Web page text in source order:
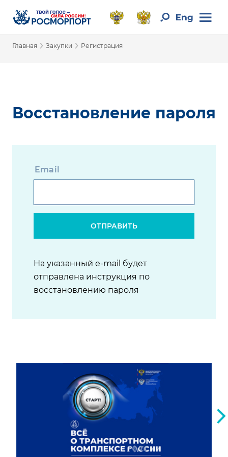
Главная › Закупки › Регистрация
Восстановление пароля
Email
ОТПРАВИТЬ
На указанный e-mail будет
отправлена инструкция по
восстановлению пароля